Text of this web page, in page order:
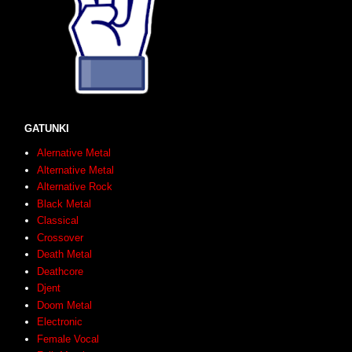
GATUNKI
Alernative Metal
Alternative Metal
Alternative Rock
Black Metal
Classical
Crossover
Death Metal
Deathcore
Djent
Doom Metal
Electronic
Female Vocal